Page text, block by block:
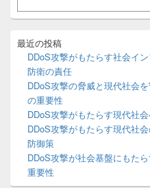
イ
バ最近の投稿
DDoS攻撃がもたらす社会イ
防衛の責任
DDoS攻撃の脅威と現代社会
の重要性
DDoS攻撃がもたらす現代社
DDoS攻撃がもたらす現代社
防御策
DDoS攻撃が社会基盤にもた
重要性